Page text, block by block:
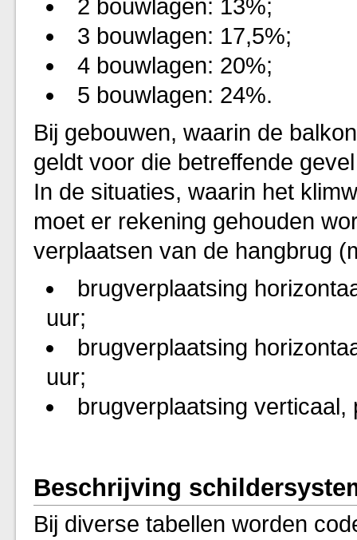
2 bouwlagen: 13%;
3 bouwlagen: 17,5%;
4 bouwlagen: 20%;
5 bouwlagen: 24%.
Bij gebouwen, waarin de
geldt voor die betreffende
In de situaties, waarin het
moet er rekening gehouden
verplaatsen van de hangbrug
brugverplaatsing
uur;
brugverplaatsing
uur;
brugverplaatsing verticaal,
Beschrijving
Bij diverse tabellen worden